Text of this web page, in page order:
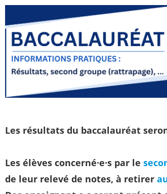
Les résultats du baccalauréat
Les élèves concerné·e·s par le
de leur relevé de notes, à retirer